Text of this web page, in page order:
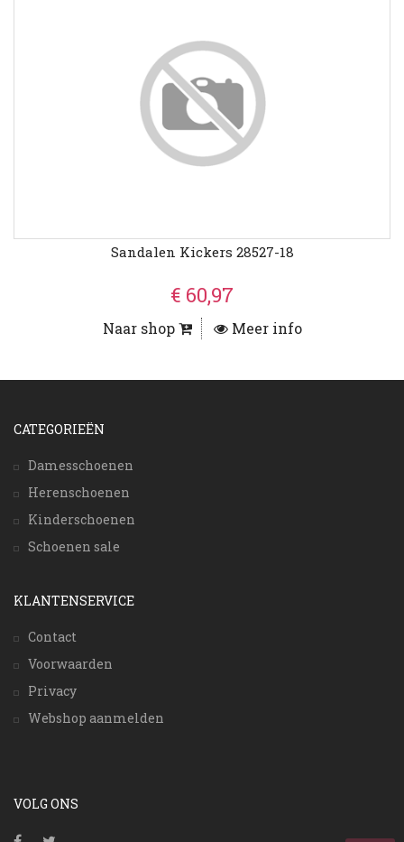
Sandalen Kickers 28527-18
€ 60,97
Naar shop Meer info
CATEGORIEËN
Damesschoenen
Herenschoenen
Kinderschoenen
Schoenen sale
KLANTENSERVICE
Contact
Voorwaarden
Privacy
Webshop aanmelden
VOLG ONS